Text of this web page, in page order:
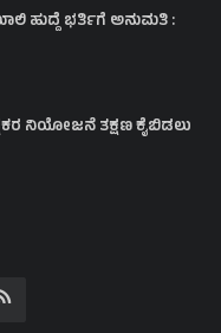
ಹುದ್ದೆ ಭರ್ತಿಗೆ ಅನುಮತಿ :
ನಿಯೋಜನೆ ತಕ್ಷಣ ಕೈಬಿಡಲು